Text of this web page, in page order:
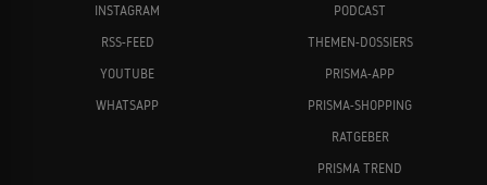
INSTAGRAM
RSS-FEED
YOUTUBE
WHATSAPP
PODCAST
THEMEN-DOSSIERS
PRISMA-APP
PRISMA-SHOPPING
RATGEBER
PRISMA TREND